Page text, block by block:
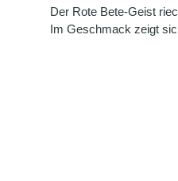
Der Rote Bete-Geist
Im Geschmack zeigt